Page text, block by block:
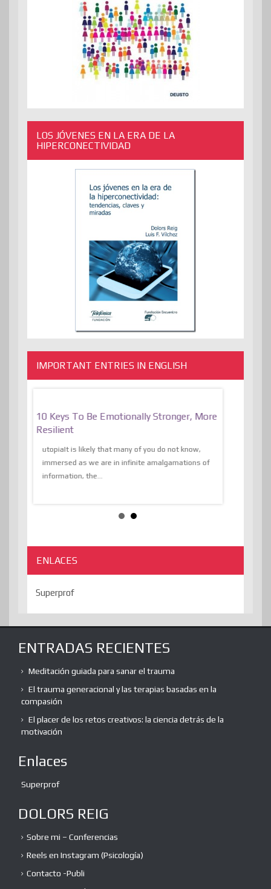
LOS JÓVENES EN LA ERA DE LA
HIPERCONECTIVIDAD
IMPORTANT ENTRIES IN ENGLISH
10 Keys To Be Emotionally Stronger, More
Resilient
utopiaIt is likely that many of you do not know,
immersed as we are in infinite amalgamations of
information, the...
ENLACES
Superprof
ENTRADAS RECIENTES
Meditación guiada para sanar el trauma
El trauma generacional y las terapias basadas en la
compasión
El placer de los retos creativos: la ciencia detrás de la
motivación
Enlaces
Superprof
DOLORS REIG
Sobre mi – Conferencias
Reels en Instagram (Psicología)
Contacto -Publi